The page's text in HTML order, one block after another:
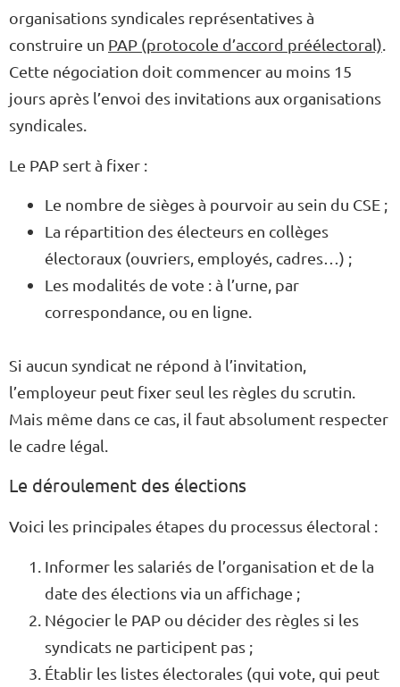
organisations syndicales représentatives à
construire un PAP (protocole d’accord préélectoral)
Cette négociation doit commencer au moins 15
jours après l’envoi des invitations aux organisations
syndicales.
Le PAP sert à fixer :
Le nombre de sièges à pourvoir au sein du CSE ;
La répartition des électeurs en collèges
électoraux (ouvriers, employés, cadres…) ;
Les modalités de vote : à l’urne, par
correspondance, ou en ligne.
Si aucun syndicat ne répond à l’invitation,
l’employeur peut fixer seul les règles du scrutin.
Mais même dans ce cas, il faut absolument respecter
le cadre légal.
Le déroulement des élections
Voici les principales étapes du processus électoral :
Informer les salariés de l’organisation et de la
date des élections via un affichage ;
Négocier le PAP ou décider des règles si les
syndicats ne participent pas ;
Établir les listes électorales (qui vote, qui peut